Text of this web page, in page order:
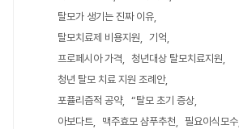
탈모가 생기는 진짜 이유
탈모치료제 비용지원
기억
프로페시아 가격
청년대상 탈모치료지원
청년 탈모 치료 지원 조례안
포퓰리즘적 공약
“탈모 초기 증상
아보다트
맥주효모 샴푸추천
필요이식모수